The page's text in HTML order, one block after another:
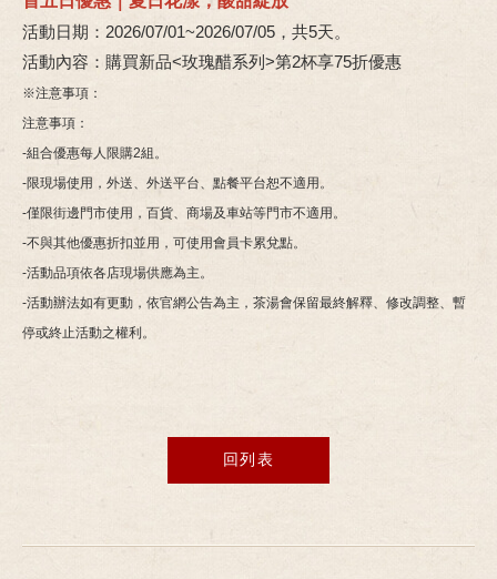
活動日期：2026/07/01~2026/07/05，共5天。
活動內容：購買新品<玫瑰醋系列>第2杯享75折優惠
※注意事項：
注意事項：
-組合優惠每人限購2組。
-限現場使用，外送、外送平台、點餐平台恕不適用。
-僅限街邊門市使用，百貨、商場及車站等門市不適用。
-不與其他優惠折扣並用，可使用會員卡累兌點。
-活動品項依各店現場供應為主。
-活動辦法如有更動，依官網公告為主，茶湯會保留最終解釋、修改調整、暫
停或終止活動之權利。
回列表